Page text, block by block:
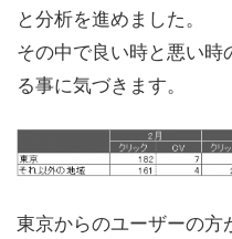
と分析を進めました。
その中で良い時と悪い
る事に気づきます。
東京からのユーザーの方